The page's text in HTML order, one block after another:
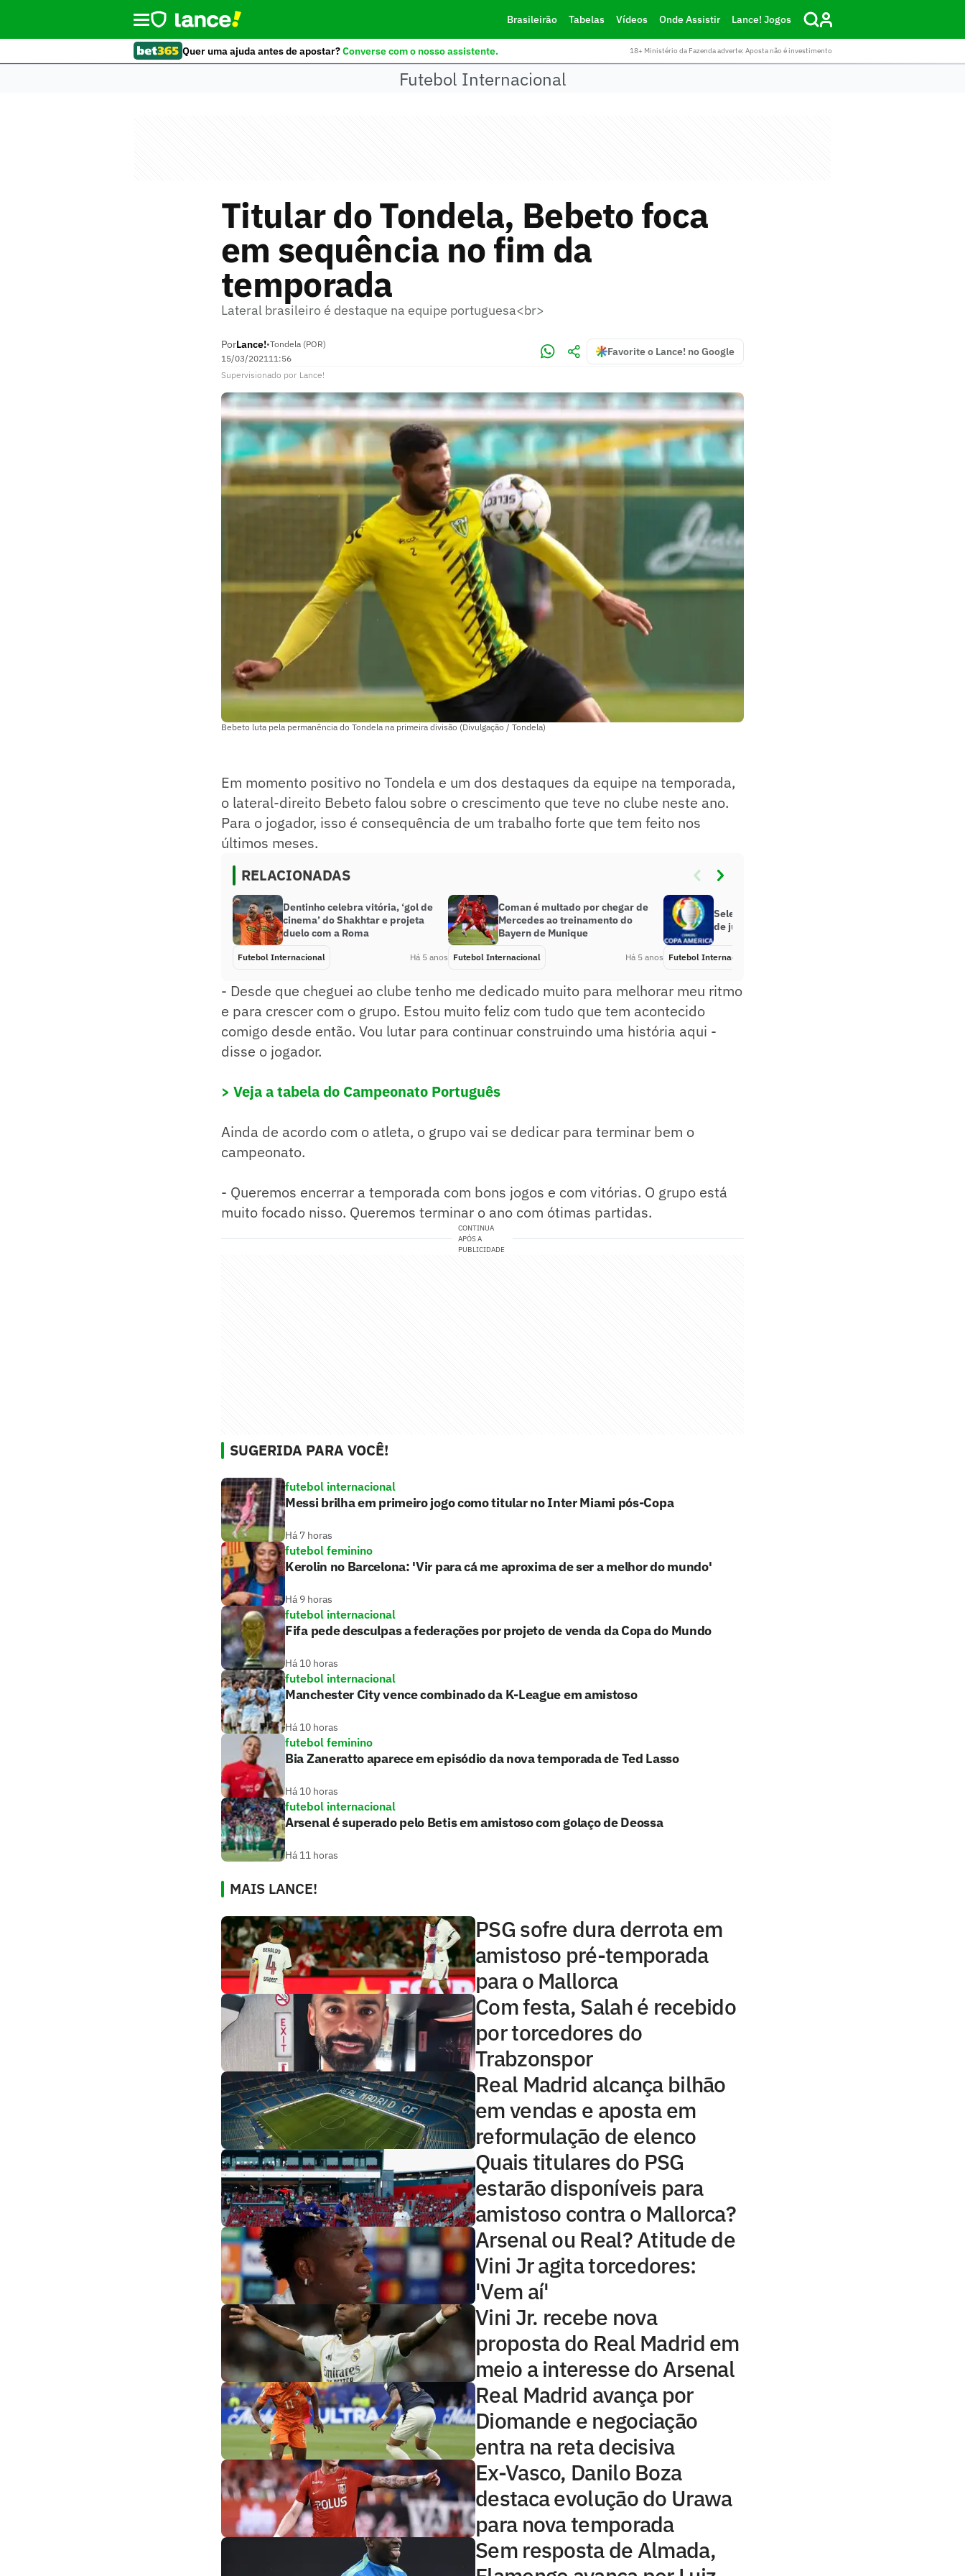
Brasileirão Tabelas Vídeos Onde Assistir Lance! Jogos
Quer uma ajuda antes de apostar?Converse com o nosso assistente. 18+ Ministério da Fazenda adverte: Aposta não é investimento
Futebol Internacional
Titular do Tondela, Bebeto foca
em sequência no fim da
temporada
Lateral brasileiro é destaque na equipe portuguesa<br>
PorLance!•Tondela (POR)
15/03/202111:56
Favorite o Lance! no Google
Supervisionado por Lance!
Bebeto luta pela permanência do Tondela na primeira divisão (Divulgação / Tondela)
Em momento positivo no Tondela e um dos destaques da equipe na temporada,
o lateral-direito Bebeto falou sobre o crescimento que teve no clube neste ano.
Para o jogador, isso é consequência de um trabalho forte que tem feito nos
últimos meses.
RELACIONADAS
Dentinho celebra vitória, ‘gol de
cinema’ do Shakhtar e projeta
duelo com a Roma
Futebol Internacional Há 5 anos
Coman é multado por chegar de
Mercedes ao treinamento do
Bayern de Munique
Futebol Internacional Há 5 anos
Seleção Brasileira estreia no dia 14
de junho na Copa América
Futebol Internacional
- Desde que cheguei ao clube tenho me dedicado muito para melhorar meu ritmo
e para crescer com o grupo. Estou muito feliz com tudo que tem acontecido
comigo desde então. Vou lutar para continuar construindo uma história aqui -
disse o jogador.
> Veja a tabela do Campeonato Português
Ainda de acordo com o atleta, o grupo vai se dedicar para terminar bem o
campeonato.
- Queremos encerrar a temporada com bons jogos e com vitórias. O grupo está
muito focado nisso. Queremos terminar o ano com ótimas partidas.
CONTINUA
APÓS A
PUBLICIDADE
SUGERIDA PARA VOCÊ!
futebol internacional
Messi brilha em primeiro jogo como titular no Inter Miami pós-Copa
Há 7 horas
futebol feminino
Kerolin no Barcelona: 'Vir para cá me aproxima de ser a melhor do mundo'
Há 9 horas
futebol internacional
Fifa pede desculpas a federações por projeto de venda da Copa do Mundo
Há 10 horas
futebol internacional
Manchester City vence combinado da K-League em amistoso
Há 10 horas
futebol feminino
Bia Zaneratto aparece em episódio da nova temporada de Ted Lasso
Há 10 horas
futebol internacional
Arsenal é superado pelo Betis em amistoso com golaço de Deossa
Há 11 horas
MAIS LANCE!
PSG sofre dura derrota em
amistoso pré-temporada
para o Mallorca
Com festa, Salah é recebido
por torcedores do
Trabzonspor
Real Madrid alcança bilhão
em vendas e aposta em
reformulação de elenco
Quais titulares do PSG
estarão disponíveis para
amistoso contra o Mallorca?
Arsenal ou Real? Atitude de
Vini Jr agita torcedores:
'Vem aí'
Vini Jr. recebe nova
proposta do Real Madrid em
meio a interesse do Arsenal
Real Madrid avança por
Diomande e negociação
entra na reta decisiva
Ex-Vasco, Danilo Boza
destaca evolução do Urawa
para nova temporada
Sem resposta de Almada,